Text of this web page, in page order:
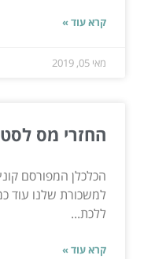
קרא עוד »
מאי 05, 2019
החזרי מס
הכלכלן המפורסם
למשכורת שלנו עוד
ללכת...
קרא עוד »